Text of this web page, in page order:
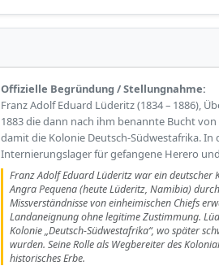
Offizielle Begründung / Stellungnahme:
Franz Adolf Eduard Lüderitz (1834 – 1886),
1883 die dann nach ihm benannte Bucht
damit die Kolonie Deutsch-Südwestafrika.
Internierungslager für gefangene Herero
Franz Adolf Eduard Lüderitz war ein
Angra Pequena (heute Lüderitz, Namibia)
Missverständnisse von einheimischen Chiefs
Landaneignung ohne legitime Zustimmung.
Kolonie „Deutsch-Südwestafrika“, wo später
wurden. Seine Rolle als Wegbereiter des
historisches Erbe.